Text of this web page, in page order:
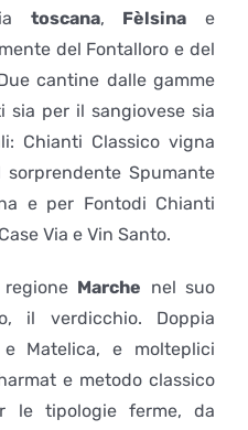
toscana, Fèlsina e
del Fontalloro e del
cantine dalle gamme
sia per il sangiovese sia
Chianti Classico vigna
sorprendente Spumante
e per Fontodi Chianti
Via e Vin Santo.
Marche nel suo
il verdicchio. Doppia
Matelica, e molteplici
e metodo classico
le tipologie ferme, da